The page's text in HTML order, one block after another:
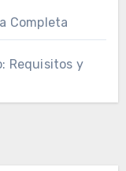
Completa
Requisitos y